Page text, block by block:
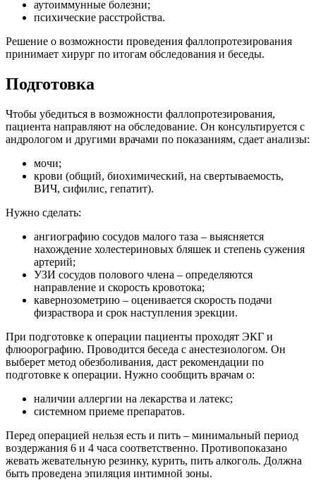
аутоиммунные болезни;
психические расстройства.
Решение о возможности проведения фаллопротезирования
принимает хирург по итогам обследования и беседы.
Подготовка
Чтобы убедиться в возможности фаллопротезирования,
пациента направляют на обследование. Он консультируется с
андрологом и другими врачами по показаниям, сдает анализы:
мочи;
крови (общий, биохимический, на свертываемость,
ВИЧ, сифилис, гепатит).
Нужно сделать:
ангиографию сосудов малого таза – выясняется
нахождение холестериновых бляшек и степень сужения
артерий;
УЗИ сосудов полового члена – определяются
направление и скорость кровотока;
кавернозометрию – оценивается скорость подачи
физраствора и срок наступления эрекции.
При подготовке к операции пациенты проходят ЭКГ и
флюорографию. Проводится беседа с анестезиологом. Он
выберет метод обезболивания, даст рекомендации по
подготовке к операции. Нужно сообщить врачам о:
наличии аллергии на лекарства и латекс;
системном приеме препаратов.
Перед операцией нельзя есть и пить – минимальный период
воздержания 6 и 4 часа соответственно. Противопоказано
жевать жевательную резинку, курить, пить алкоголь. Должна
быть проведена эпиляция интимной зоны.